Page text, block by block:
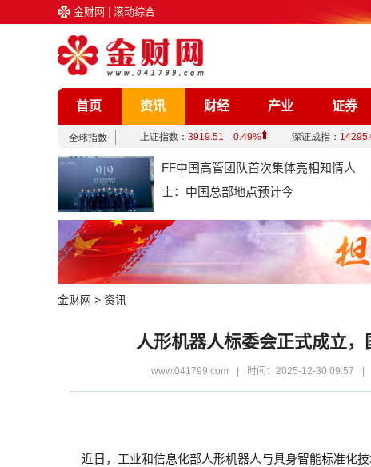
金财网 滚动综合
首页 资讯 财经 产业 证券
企业 文化 娱乐
综合
FF中国高管团队首次集体亮相知情人
士：中国总部地点预计今
金财网 > 资讯
人形机器人标委会正式成立
www.041799.com 时间：2025-12-30 09:57
近日，工业和信息化部人形机器人与具身智能标准化